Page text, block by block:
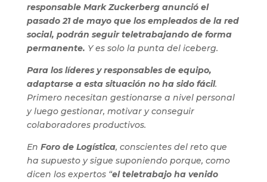
responsable Mark Zuckerberg anunció el
pasado 21 de mayo que los empleados de la red
social, podrán seguir teletrabajando de forma
permanente. Y es solo la punta del iceberg.
Para los líderes y responsables de equipo,
adaptarse a esta situación no ha sido fácil.
Primero necesitan gestionarse a nivel personal
y luego gestionar, motivar y conseguir
colaboradores productivos.
En Foro de Logística, conscientes del reto que
ha supuesto y sigue suponiendo porque, como
dicen los expertos “el teletrabajo ha venido